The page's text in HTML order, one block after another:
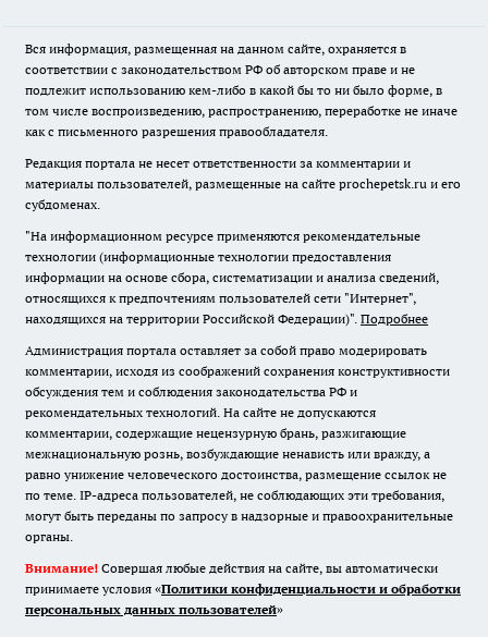
Вся информация, размещенная на данном сайте, охраняется в
соответствии с законодательством РФ об авторском праве и не
подлежит использованию кем-либо в какой бы то ни было форме, в
том числе воспроизведению, распространению, переработке не иначе
как с письменного разрешения правообладателя.
Редакция портала не несет ответственности за комментарии и
материалы пользователей, размещенные на сайте prochepetsk.ru и его
субдоменах.
"На информационном ресурсе применяются рекомендательные
технологии (информационные технологии предоставления
информации на основе сбора, систематизации и анализа сведений,
относящихся к предпочтениям пользователей сети "Интернет",
находящихся на территории Российской Федерации)". Подробнее
Администрация портала оставляет за собой право модерировать
комментарии, исходя из соображений сохранения конструктивности
обсуждения тем и соблюдения законодательства РФ и
рекомендательных технологий. На сайте не допускаются
комментарии, содержащие нецензурную брань, разжигающие
межнациональную рознь, возбуждающие ненависть или вражду, а
равно унижение человеческого достоинства, размещение ссылок не
по теме. IP-адреса пользователей, не соблюдающих эти требования,
могут быть переданы по запросу в надзорные и правоохранительные
органы.
Внимание! Совершая любые действия на сайте, вы автоматически
принимаете условия «Политики конфиденциальности и обработки
персональных данных пользователей»